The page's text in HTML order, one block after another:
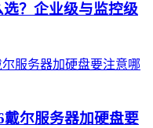
？企业级与监控级
尔服务器加硬盘要